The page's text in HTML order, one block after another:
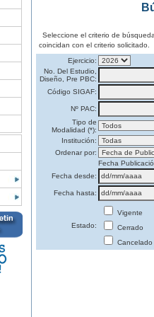
Seleccione el criterio de
coincidan con el criterio solicitado.
Ejercicio:
No. Del Estudio,
Diseño, Pre PBC:
Código SIGAF:
Nº PAC:
Tipo de
Modalidad (*):
Institución:
Ordenar por:
Fecha
Fecha desde:
Fecha hasta:
Estado:
Vigente
Cerrado
Cancelado